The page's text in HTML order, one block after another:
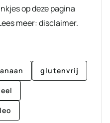
op deze pagina
meer: disclaimer.
glutenvrij